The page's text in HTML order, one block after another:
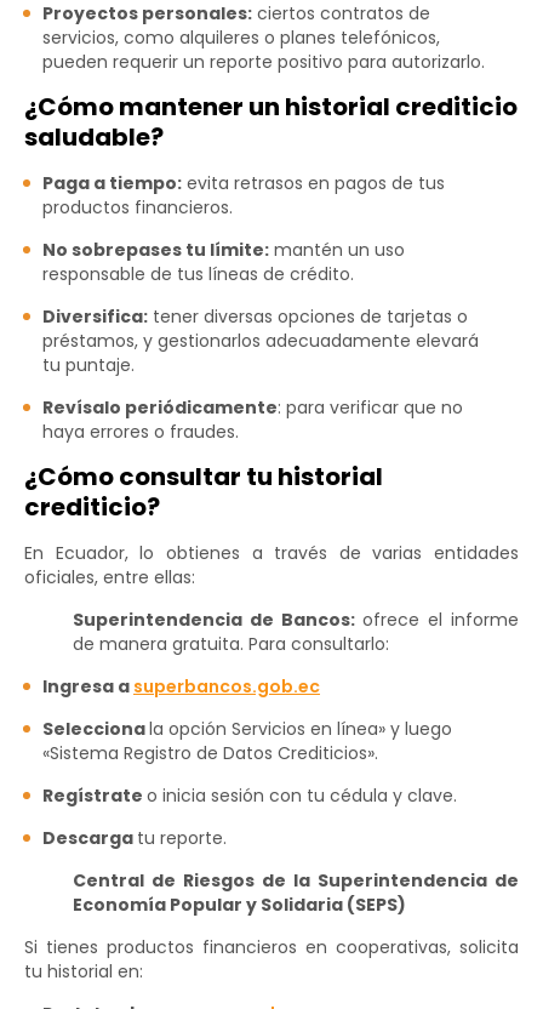
Proyectos personales: ciertos contratos de
servicios, como alquileres o planes telefónicos,
pueden requerir un reporte positivo para autorizarlo.
¿Cómo mantener un historial crediticio
saludable?
Paga a tiempo: evita retrasos en pagos de tus
productos financieros.
No sobrepases tu límite: mantén un uso
responsable de tus líneas de crédito.
Diversifica: tener diversas opciones de tarjetas o
préstamos, y gestionarlos adecuadamente elevará
tu puntaje.
Revísalo periódicamente: para verificar que no
haya errores o fraudes.
¿Cómo consultar tu historial
crediticio?
En Ecuador, lo obtienes a través de varias entidades
oficiales, entre ellas:
Superintendencia de Bancos: ofrece el informe
de manera gratuita. Para consultarlo:
Ingresa a superbancos.gob.ec
Seleccionala opción Servicios en línea» y luego
«Sistema Registro de Datos Crediticios».
Regístrate o inicia sesión con tu cédula y clave.
Descarga tu reporte.
Central de Riesgos de la Superintendencia de
Economía Popular y Solidaria (SEPS)
Si tienes productos financieros en cooperativas, solicita
tu historial en: